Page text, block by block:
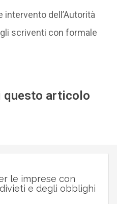
intervento dell’Autorità
scriventi con formale
questo articolo
le imprese con
e degli obblighi